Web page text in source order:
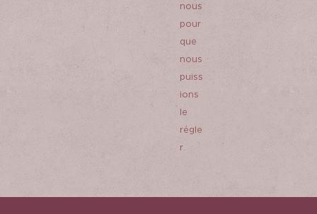
nous
pour
que
nous
puiss
ions
le
régle
r.